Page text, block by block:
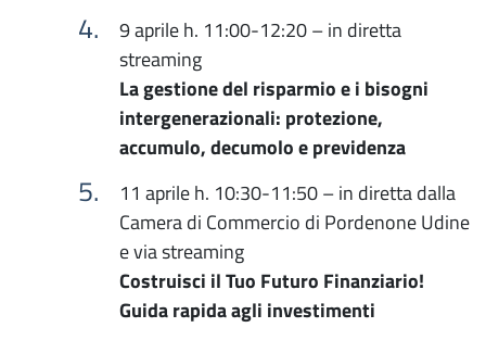
9 aprile h. 11:00-12:20 – in diretta
streaming
La gestione del risparmio e i bisogni
intergenerazionali: protezione,
accumulo, decumolo e previdenza
11 aprile h. 10:30-11:50 – in diretta dalla
Camera di Commercio di Pordenone Udine
e via streaming
Costruisci il Tuo Futuro Finanziario!
Guida rapida agli investimenti